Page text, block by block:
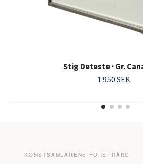
Stig Deteste · Gr.
1 950 SEK
KONSTSAMLARENS FÖRSPRÅNG